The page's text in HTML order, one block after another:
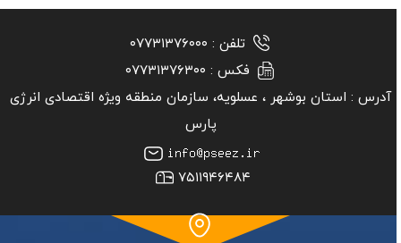
تلفن : ۰۷۷۳۱۳۷۶۰۰۰
فکس : ۰۷۷۳۱۳۷۶۳۰۰
آدرس : استان بوشهر ‏، عسلویه، سازمان منطقه ویژه اقتصادی انرژی
پارس
۷۵۱۱۹۴۶۴۸۴